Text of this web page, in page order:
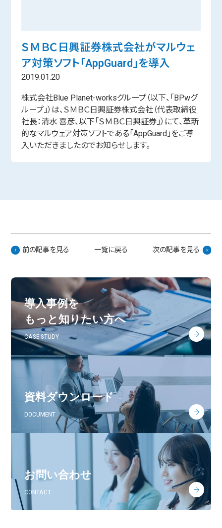
ＳＭＢＣ日興証券株式会社がマルウェ
ア対策ソフト「AppGuard」を導入
2019.01.20
株式会社Blue Planet-worksグループ（以下、「BPwグ
ループ」）は、ＳＭＢＣ日興証券株式会社（代表取締役
社長：清水 喜彦、以下「ＳＭＢＣ日興証券」）にて、革新
的なマルウェア対策ソフトである「AppGuard」をご導
入いただきましたのでお知らせします。
前の記事を見る 一覧に戻る 次の記事を見る
導入事例を
もっと知りたい方へ
CASE STUDY
資料ダウンロード
DOCUMENT
お問い合わせ
CONTACT